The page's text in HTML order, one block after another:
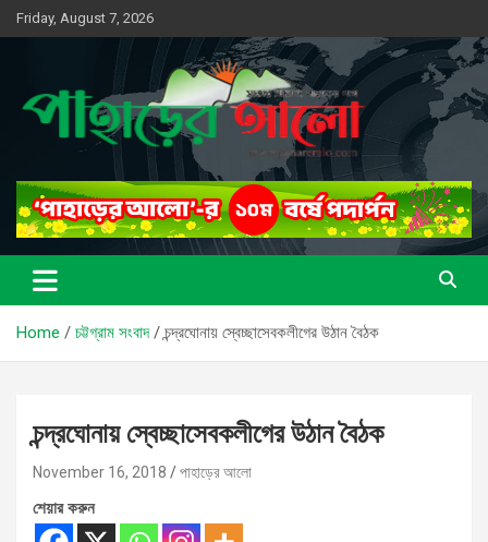
Skip
to
Friday, August 7, 2026
পাহাড়ের আলো
সত্যের সন্ধানে, পাহাড়ের পথে
Home চট্টগ্রাম সংবাদ চন্দ্রঘোনায় স্বেচ্ছাসেবকলীগের উঠান বৈঠক
চন্দ্রঘোনায় স্বেচ্ছাসেবকলীগের উঠান বৈঠক
November 16, 2018 পাহাড়ের আলো
শেয়ার করুন